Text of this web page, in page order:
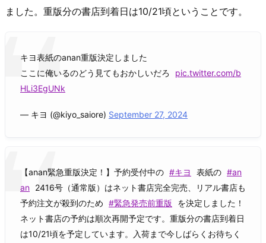
ました。重版分の書店到着日は10/21頃ということです。
キヨ表紙のanan重版決定しました
ここに俺いるのどう見てもおかしいだろ
pic.twitter.com/b
HLi3EgUNk
— キヨ (@kiyo_saiore) September 27, 2024
【anan緊急重版決定！】予約受付中の #キヨ 表紙の #an
an 2416号（通常版）はネット書店完全完売、リアル書店も
予約注文が殺到のため #緊急発売前重版
を決定しました！
ネット書店の予約は順次再開予定です。重版分の書店到着日
は10/21頃を予定しています。入荷まで今しばらくお待ちく